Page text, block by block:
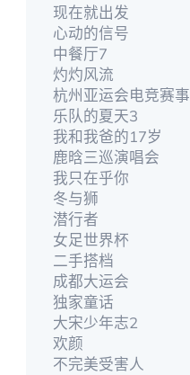
现在就出发
心动的信号
中餐厅7
灼灼风流
杭州亚运会电竞赛事
乐队的夏天3
我和我爸的17岁
鹿晗三巡演唱会
我只在乎你
冬与狮
潜行者
女足世界杯
二手搭档
成都大运会
独家童话
大宋少年志2
欢颜
不完美受害人